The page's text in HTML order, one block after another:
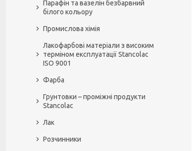
Парафін та вазелін безбарвний
білого кольору
Промислова хімія
Лакофарбові матеріали з високим
терміном експлуатації Stancolac
ISO 9001
Фарба
Грунтовки – проміжні продукти
Stancolac
Лак
Розчинники